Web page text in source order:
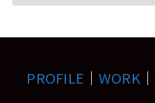
PROFILE ｜ WORK ｜